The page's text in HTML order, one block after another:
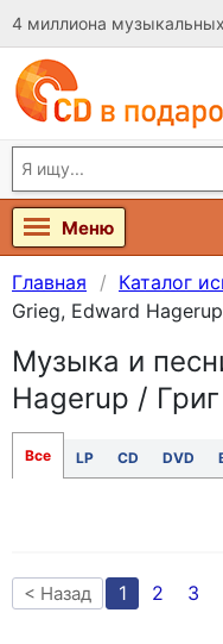
4 миллиона
Меню
Главная Каталог
Grieg, Edward
Музыка и
Hagerup /
Все LP CD DVD
< Назад 1 2 3